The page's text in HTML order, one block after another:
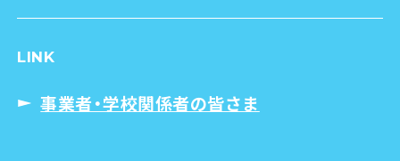
LINK
事業者・学校関係者の皆さま